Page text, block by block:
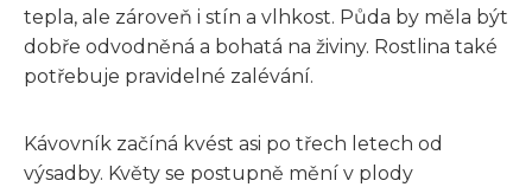
tepla, ale zároveň i stín a vlhkost. Půda by měla být
dobře odvodněná a bohatá na živiny. Rostlina také
potřebuje pravidelné zalévání.
Kávovník začíná kvést asi po třech letech od
výsadby. Květy se postupně mění v plody